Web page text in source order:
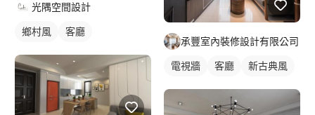
光隅空間設計
鄉村風 客廳
承豐室內裝修設計有限公司
電視牆 客廳 新古典風